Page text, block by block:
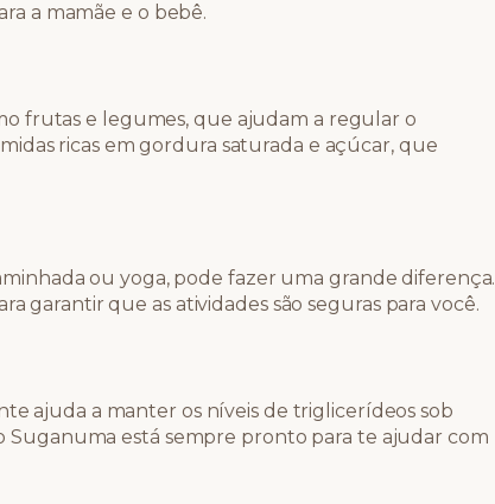
a mamãe e o bebê.
frutas e legumes, que ajudam a regular o
ricas em gordura saturada e açúcar, que
ou yoga, pode fazer uma grande diferença.
garantir que as atividades são seguras para você.
ajuda a manter os níveis de triglicerídeos sob
está sempre pronto para te ajudar com